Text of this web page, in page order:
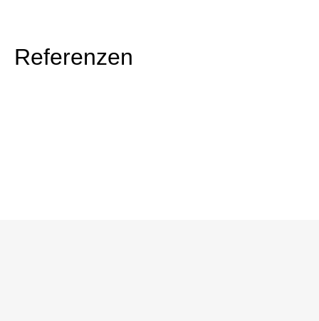
Referenzen